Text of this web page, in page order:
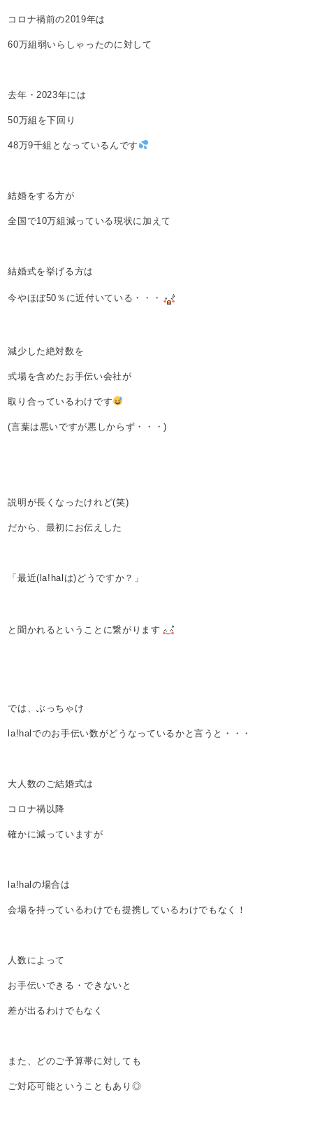
コロナ禍前の2019年は
60万組弱いらしゃったのに対して
去年・2023年には
50万組を下回り
48万9千組となっているんです
結婚をする方が
全国で10万組減っている現状に加えて
結婚式を挙げる方は
今やほぼ50％に近付いている・・・
減少した絶対数を
式場を含めたお手伝い会社が
取り合っているわけです
(言葉は悪いですが悪しからず・・・)
説明が長くなったけれど(笑)
だから、最初にお伝えした
「最近(la!halは)どうですか？」
と聞かれるということに繋がります
では、ぶっちゃけ
la!halでのお手伝い数がどうなっているかと言うと・・・
大人数のご結婚式は
コロナ禍以降
確かに減っていますが
la!halの場合は
会場を持っているわけでも提携しているわけでもなく！
人数によって
お手伝いできる・できないと
差が出るわけでもなく
また、どのご予算帯に対しても
ご対応可能ということもあり◎